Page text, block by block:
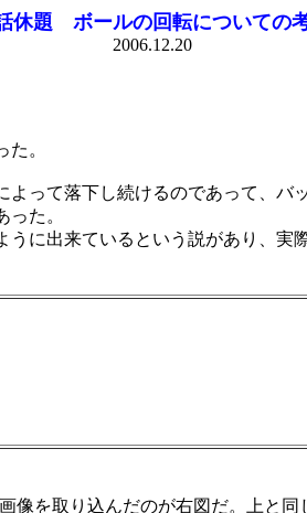
休題 ボールの回転についての
2006.12.20
。
って落下し続けるのであって、バ
た。
に出来ているという説があり、
像を取り込んだのが右図だ。上と同